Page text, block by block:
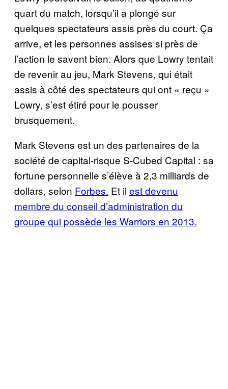
quart du match, lorsqu’il a plongé sur
quelques spectateurs assis près du court. Ça
arrive, et les personnes assises si près de
l’action le savent bien. Alors que Lowry tentait
de revenir au jeu, Mark Stevens, qui était
assis à côté des spectateurs qui ont « reçu »
Lowry, s’est étiré pour le pousser
brusquement.
Mark Stevens est un des partenaires de la
société de capital-risque S-Cubed Capital : sa
fortune personnelle s’élève à 2,3 milliards de
dollars, selon Forbes. Et il est devenu
membre du conseil d’administration du
groupe qui possède les Warriors en 2013.